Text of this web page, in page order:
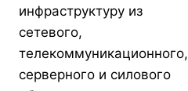
инфраструктуру из
сетевого,
телекоммуникационного,
серверного и силового